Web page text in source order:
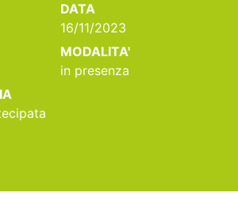
DATA
16/11/2023
MODALITA'
in presenza